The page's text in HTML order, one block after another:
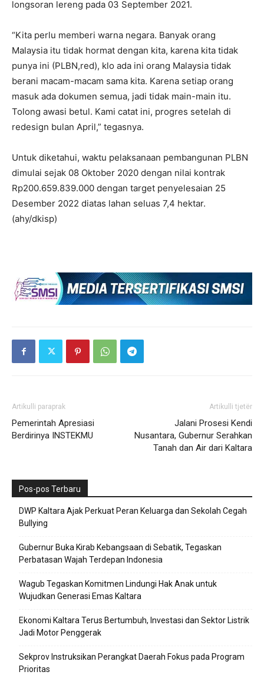
longsoran lereng pada 03 September 2021.
“Kita perlu memberi warna negara. Banyak orang
Malaysia itu tidak hormat dengan kita, karena kita tidak
punya ini (PLBN,red), klo ada ini orang Malaysia tidak
berani macam-macam sama kita. Karena setiap orang
masuk ada dokumen semua, jadi tidak main-main itu.
Tolong awasi betul. Kami catat ini, progres setelah di
redesign bulan April,” tegasnya.
Untuk diketahui, waktu pelaksanaan pembangunan PLBN
dimulai sejak 08 Oktober 2020 dengan nilai kontrak
Rp200.659.839.000 dengan target penyelesaian 25
Desember 2022 diatas lahan seluas 7,4 hektar.
(ahy/dkisp)
Artikulli paraprak
Pemerintah Apresiasi
Berdirinya INSTEKMU
Artikulli tjetër
Jalani Prosesi Kendi
Nusantara, Gubernur Serahkan
Tanah dan Air dari Kaltara
Pos-pos Terbaru
DWP Kaltara Ajak Perkuat Peran Keluarga dan Sekolah Cegah
Bullying
Gubernur Buka Kirab Kebangsaan di Sebatik, Tegaskan
Perbatasan Wajah Terdepan Indonesia
Wagub Tegaskan Komitmen Lindungi Hak Anak untuk
Wujudkan Generasi Emas Kaltara
Ekonomi Kaltara Terus Bertumbuh, Investasi dan Sektor Listrik
Jadi Motor Penggerak
Sekprov Instruksikan Perangkat Daerah Fokus pada Program
Prioritas